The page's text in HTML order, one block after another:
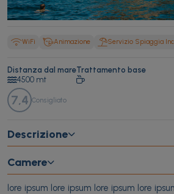
WiFi Animazione Servizio Spiaggia
Distanza dal mare
4500 mt
Trattamento base
7,4 Consigliato
Descrizione
Camere
lore ipsum lore ipsum lore ipsum lore